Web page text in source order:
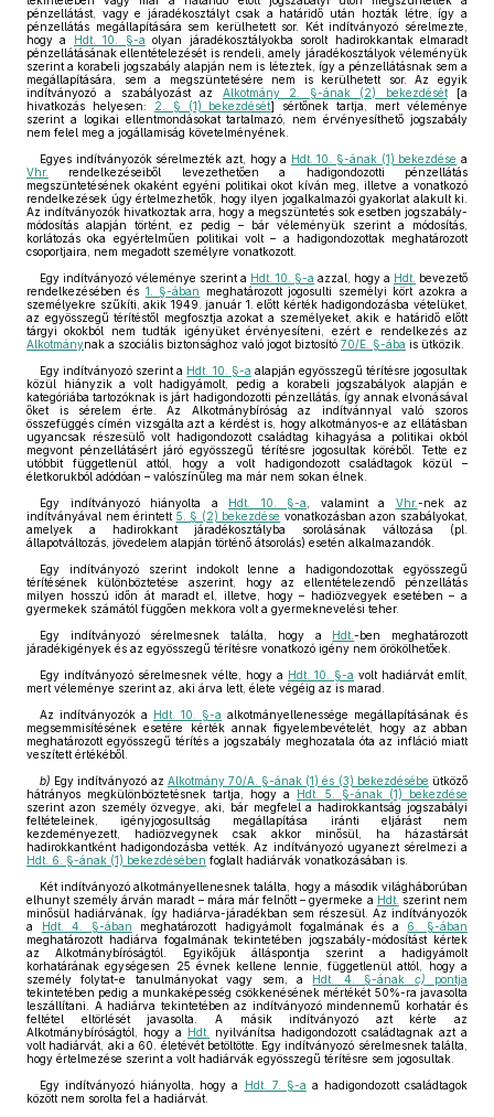
pénzellátást, vagy e járadékosztályt csak a határidő után hozták létre, így a
pénzellátás megállapítására sem kerülhetett sor. Két indítványozó sérelmezte,
hogy a Hdt. 10. §-a olyan járadékosztályokba sorolt hadirokkantak elmaradt
pénzellátásának ellentételezését is rendeli, amely járadékosztályok véleményük
szerint a korabeli jogszabály alapján nem is léteztek, így a pénzellátásnak sem a
megállapítására, sem a megszüntetésére nem is kerülhetett sor. Az egyik
indítványozó a szabályozást az Alkotmány 2. §-ának (2) bekezdését[a
hivatkozás helyesen:
2. § (1) bekezdését] sértőnek tartja, mert véleménye
szerint a logikai ellentmondásokat tartalmazó, nem érvényesíthető jogszabály
nem felel meg a jogállamiság követelményének.
Egyes indítványozók sérelmezték azt, hogy a Hdt. 10. §-ának (1) bekezdése a
Vhr.
rendelkezéseiből levezethetően a hadigondozotti pénzellátás
megszüntetésének okaként egyéni politikai okot kíván meg, illetve a vonatkozó
rendelkezések úgy értelmezhetők, hogy ilyen jogalkalmazói gyakorlat alakult ki.
Az indítványozók hivatkoztak arra, hogy a megszüntetés sok esetben jogszabály-
módosítás alapján történt, ez pedig – bár véleményük szerint a módosítás,
korlátozás oka egyértelműen politikai volt – a hadigondozottak meghatározott
csoportjaira, nem megadott személyre vonatkozott.
Egy indítványozó véleménye szerint a Hdt. 10. §-a azzal, hogy a Hdt. bevezető
rendelkezésében és 1. §-ában
meghatározott jogosulti személyi kört azokra a
személyekre szűkíti, akik 1949. január 1. előtt kérték hadigondozásba vételüket,
az egyösszegű térítéstől megfosztja azokat a személyeket, akik e határidő előtt
tárgyi okokból nem tudták igényüket érvényesíteni, ezért e rendelkezés az
Alkotmánynak a szociális biztonsághoz való jogot biztosító 70/E. §-ába is ütközik.
Egy indítványozó szerint a Hdt. 10. §-a alapján egyösszegű térítésre jogosultak
közül hiányzik a volt hadigyámolt, pedig a korabeli jogszabályok alapján e
kategóriába tartozóknak is járt hadigondozotti pénzellátás, így annak elvonásával
őket is sérelem érte. Az Alkotmánybíróság az indítvánnyal való szoros
összefüggés címén vizsgálta azt a kérdést is, hogy alkotmányos-e az ellátásban
ugyancsak részesülő volt hadigondozott családtag kihagyása a politikai okból
megvont pénzellátásért járó egyösszegű térítésre jogosultak köréből. Tette ez
utóbbit függetlenül attól, hogy a volt hadigondozott családtagok közül –
életkorukból adódóan – valószínűleg ma már nem sokan élnek.
Egy indítványozó hiányolta a Hdt. 10. §-a , valamint a Vhr.-nek az
indítványával nem érintett 5. § (2) bekezdése vonatkozásban azon szabályokat,
amelyek a hadirokkant járadékosztályba sorolásának változása (pl.
állapotváltozás, jövedelem alapján történő átsorolás) esetén alkalmazandók.
Egy indítványozó szerint indokolt lenne a hadigondozottak egyösszegű
térítésének különböztetése aszerint, hogy az ellentételezendő pénzellátás
milyen hosszú időn át maradt el, illetve, hogy – hadiözvegyek esetében – a
gyermekek számától függően mekkora volt a gyermeknevelési teher.
Egy indítványozó sérelmesnek találta, hogy a Hdt.-ben meghatározott
járadékigények és az egyösszegű térítésre vonatkozó igény nem örökölhetőek.
Egy indítványozó sérelmesnek vélte, hogy a Hdt. 10. §-a volt hadiárvát említ,
mert véleménye szerint az, aki árva lett, élete végéig az is marad.
Az indítványozók a Hdt. 10. §-a alkotmányellenessége megállapításának és
megsemmisítésének esetére kérték annak figyelembevételét, hogy az abban
meghatározott egyösszegű térítés a jogszabály meghozatala óta az infláció miatt
veszített értékéből.
b) Egy indítványozó az Alkotmány 70/A. §-ának (1) és (3) bekezdésébe ütköző
hátrányos megkülönböztetésnek tartja, hogy a Hdt. 5. §-ának (1) bekezdése
szerint azon személy özvegye, aki, bár megfelel a hadirokkantság jogszabályi
feltételeinek, igényjogosultság megállapítása iránti eljárást nem
kezdeményezett, hadiözvegynek csak akkor minősül, ha házastársát
hadirokkantként hadigondozásba vették. Az indítványozó ugyanezt sérelmezi a
Hdt. 6. §-ának (1) bekezdésében foglalt hadiárvák vonatkozásában is.
Két indítványozó alkotmányellenesnek találta, hogy a második világháborúban
elhunyt személy árván maradt – mára már felnőtt – gyermeke a Hdt. szerint nem
minősül hadiárvának, így hadiárva-járadékban sem részesül. Az indítványozók
a
Hdt. 4. §-ában meghatározott hadigyámolt fogalmának és a 6. §-ában
meghatározott hadiárva fogalmának tekintetében jogszabály-módosítást kértek
az Alkotmánybíróságtól. Egyikőjük álláspontja szerint a hadigyámolt
korhatárának egységesen 25 évnek kellene lennie, függetlenül attól, hogy a
személy folytat-e tanulmányokat vagy sem, a Hdt. 4. §-ának c) pontja
tekintetében pedig a munkaképesség csökkenésének mértékét 50%-ra javasolta
leszállítani. A hadiárva tekintetében az indítványozó mindennemű korhatár és
feltétel eltörlését javasolta. A másik indítványozó azt kérte az
Alkotmánybíróságtól, hogy a Hdt.
nyilvánítsa hadigondozott családtagnak azt a
volt hadiárvát, aki a 60. életévét betöltötte. Egy indítványozó sérelmesnek találta,
hogy értelmezése szerint a volt hadiárvák egyösszegű térítésre sem jogosultak.
Egy indítványozó hiányolta, hogy a
Hdt. 7. §-a a hadigondozott családtagok
között nem sorolta fel a hadiárvát.